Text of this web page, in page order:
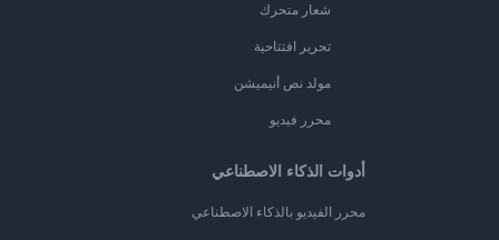
شعار متحرك
تحرير افتتاحية
مولد نص أنيميشن
محرر فيديو
أدوات الذكاء الاصطناعي
محرر الفيديو بالذكاء الاصطناعي